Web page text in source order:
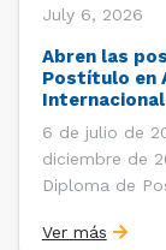
July 6, 2026
Abren las
Postítulo en
Internacional
6 de julio de
diciembre de
Diploma de
Derecho
Ver más